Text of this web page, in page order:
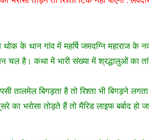
थोक के थान गांव में महर्षि जमदग्नि महाराज के
चल है। कथा में भारी संख्या में श्रद्धालुओं का
तालमेल बिगड़ता है तो रिश्ता भी बिगड़ने
का भरोसा तोड़ते हैं तो मैरिड लाइफ बर्बाद